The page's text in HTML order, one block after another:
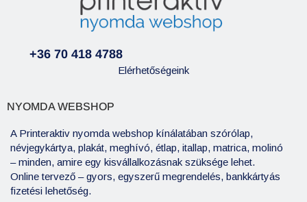
+36 70 418 4788
Elérhetőségeink
NYOMDA WEBSHOP
A Printeraktiv nyomda webshop kínálatában szórólap,
névjegykártya, plakát, meghívó, étlap, itallap, matrica, molinó
– minden, amire egy kisvállalkozásnak szüksége lehet.
Online tervező – gyors, egyszerű megrendelés, bankkártyás
fizetési lehetőség.